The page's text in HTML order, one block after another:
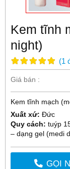
Kem tĩnh
night)
(1
Giá bán :
Kem tĩnh mạch
Xuất xứ: Đức
Quy cách: tuýp
– dạng gel (medi
GỌI